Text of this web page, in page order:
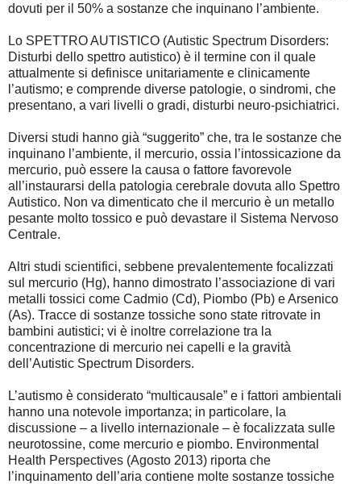
dovuti per il 50% a sostanze che inquinano l’ambiente.
Lo SPETTRO AUTISTICO (Autistic Spectrum Disorders:
Disturbi dello spettro autistico) è il termine con il quale
attualmente si definisce unitariamente e clinicamente
l’autismo; e comprende diverse patologie, o sindromi, che
presentano, a vari livelli o gradi, disturbi neuro-psichiatrici.
Diversi studi hanno già “suggerito” che, tra le sostanze che
inquinano l’ambiente, il mercurio, ossia l’intossicazione da
mercurio, può essere la causa o fattore favorevole
all’instaurarsi della patologia cerebrale dovuta allo Spettro
Autistico. Non va dimenticato che il mercurio è un metallo
pesante molto tossico e può devastare il Sistema Nervoso
Centrale.
Altri studi scientifici, sebbene prevalentemente focalizzati
sul mercurio (Hg), hanno dimostrato l’associazione di vari
metalli tossici come Cadmio (Cd), Piombo (Pb) e Arsenico
(As). Tracce di sostanze tossiche sono state ritrovate in
bambini autistici; vi è inoltre correlazione tra la
concentrazione di mercurio nei capelli e la gravità
dell’Autistic Spectrum Disorders.
L’autismo è considerato “multicausale” e i fattori ambientali
hanno una notevole importanza; in particolare, la
discussione – a livello internazionale – è focalizzata sulle
neurotossine, come mercurio e piombo. Environmental
Health Perspectives (Agosto 2013) riporta che
l’inquinamento dell’aria contiene molte sostanze tossiche